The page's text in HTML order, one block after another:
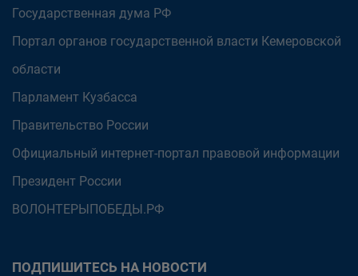
Государственная дума РФ
Портал органов государственной власти Кемеровской
области
Парламент Кузбасса
Правительство России
Официальный интернет-портал правовой информации
Президент России
ВОЛОНТЕРЫПОБЕДЫ.РФ
ПОДПИШИТЕСЬ НА НОВОСТИ